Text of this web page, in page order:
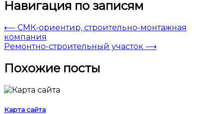
Навигация по записям
⟵ СМК-ориентир, строительно-монтажная
компания
Ремонтно-строительный участок ⟶
Похожие посты
Карта сайта